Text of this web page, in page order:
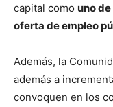
capital como uno
oferta de empleo
Además, la
además a
convoquen en los